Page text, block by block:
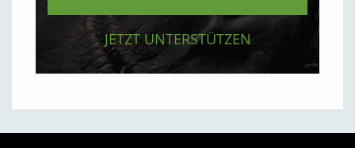
JETZT UNTERSTÜTZEN